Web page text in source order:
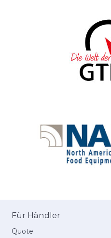
Für Händler
Quote